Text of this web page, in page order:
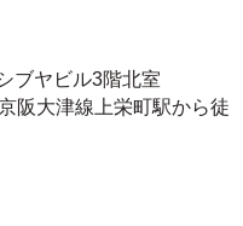
ブヤビル3階北室
阪大津線上栄町駅から徒